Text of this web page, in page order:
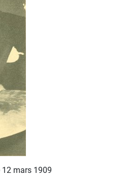
12 mars 1909